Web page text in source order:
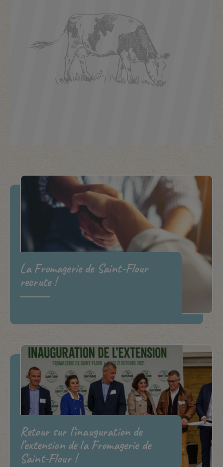
La Fromagerie de Saint-Flour
recrute !
Retour sur l’inauguration de
l’extension de la Fromagerie de
Saint-Flour !